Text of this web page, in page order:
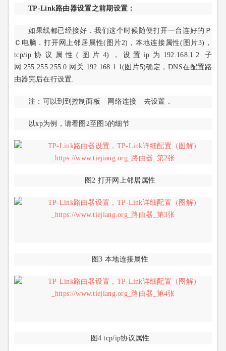
TP-Link路由器设置之前期设置：
如果线都已经接好．我们这个时候随便打开一台连好的Ｐ
Ｃ电脑．打开网上邻居属性(图片2)，本地连接属性(图片3)，
tcp/ip协议属性(图片4)，设置ip为192.168.1.2 子
网:255.255.255.0 网关:192.168.1.1(图片5)确定，DNS在配置路
由器完后在行设置.
注：可以到到控制面板 网络连接 去设置．
以xp为例，请看图2至图5的细节
图2 打开网上邻居属性
图3 本地连接属性
图4 tcp/ip协议属性